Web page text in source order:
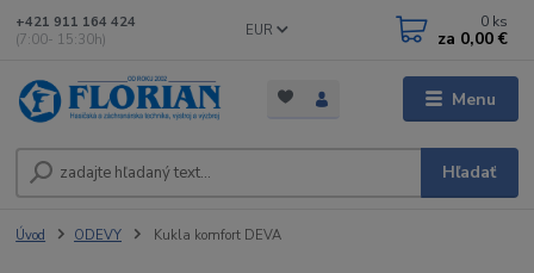
Menu
EUR
Hľadať
+421 911 164 424
(7:00- 15:30h)
0 ks
za 0,00 €
Úvod ODEVY Kukla komfort DEVA